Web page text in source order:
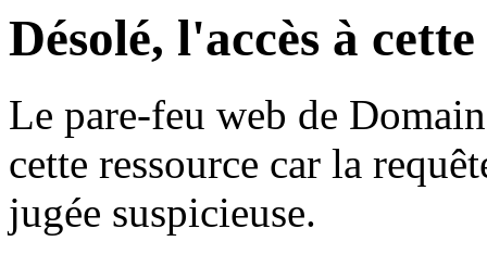
Désolé, l'accès à
Le pare-feu web de
cette ressource car la
jugée suspicieuse.